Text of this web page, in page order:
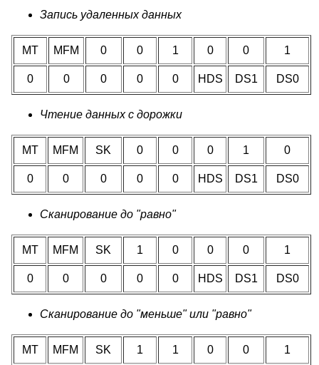
Запись удаленных данных
MT MFM 0 0 1 0 0 1
0 0 0 0 0 HDS DS1 DS0
Чтение данных с дорожки
MT MFM SK 0 0 0 1 0
0 0 0 0 0 HDS DS1 DS0
Сканирование до "равно"
MT MFM SK 1 0 0 0 1
0 0 0 0 0 HDS DS1 DS0
Сканирование до "меньше" или "равно"
MT MFM SK 1 1 0 0 1